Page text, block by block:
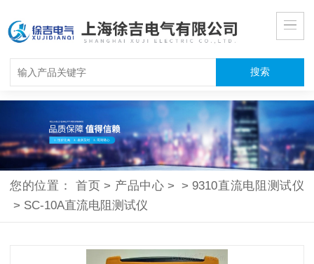
您的位置： 首页 > 产品中心 > > 9310直流电阻测试仪
> SC-10A直流电阻测试仪